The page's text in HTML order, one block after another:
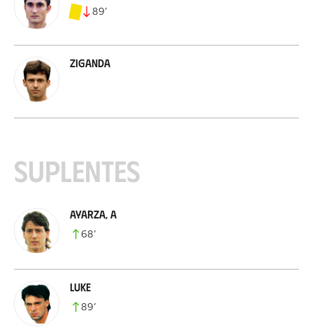
89’
Ziganda
Suplentes
Ayarza, A
68’
Luke
89’